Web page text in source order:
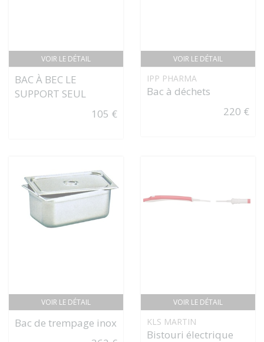
VOIR LE DÉTAIL
BAC À BEC LE
SUPPORT SEUL
105 €
VOIR LE DÉTAIL
IPP PHARMA
Bac à déchets
220 €
VOIR LE DÉTAIL
Bac de trempage inox
VOIR LE DÉTAIL
KLS MARTIN
Bistouri électrique